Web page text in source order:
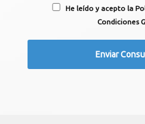
He leído y acepto la
Condiciones